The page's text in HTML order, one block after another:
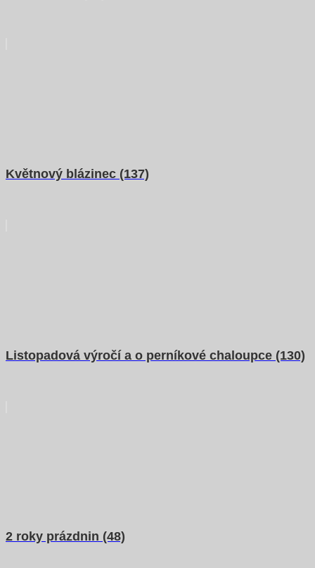
Květnový blázinec (137)
Listopadová výročí a o perníkové chaloupce (130)
2 roky prázdnin (48)